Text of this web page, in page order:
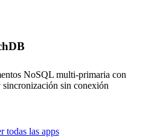
NoSQL multi-primaria con
sin conexión
todas las apps